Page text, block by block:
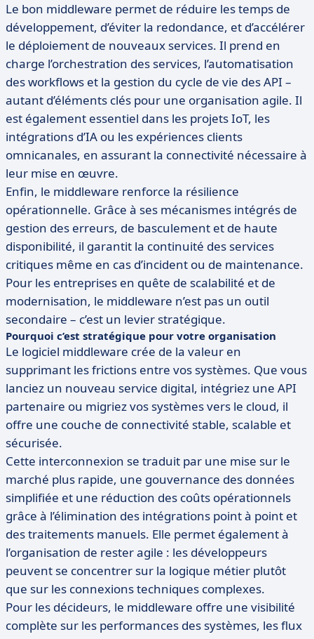
Le bon middleware permet de réduire les temps de
développement, d’éviter la redondance, et d’accélérer
le déploiement de nouveaux services. Il prend en
charge l’orchestration des services, l’automatisation
des workflows et la gestion du cycle de vie des API –
autant d’éléments clés pour une organisation agile. Il
est également essentiel dans les projets IoT, les
intégrations d’IA ou les expériences clients
omnicanales, en assurant la connectivité nécessaire à
leur mise en œuvre.
Enfin, le middleware renforce la résilience
opérationnelle. Grâce à ses mécanismes intégrés de
gestion des erreurs, de basculement et de haute
disponibilité, il garantit la continuité des services
critiques même en cas d’incident ou de maintenance.
Pour les entreprises en quête de scalabilité et de
modernisation, le middleware n’est pas un outil
secondaire – c’est un levier stratégique.
Pourquoi c’est stratégique pour votre organisation
Le logiciel middleware crée de la valeur en
supprimant les frictions entre vos systèmes. Que vous
lanciez un nouveau service digital, intégriez une API
partenaire ou migriez vos systèmes vers le cloud, il
offre une couche de connectivité stable, scalable et
sécurisée.
Cette interconnexion se traduit par une mise sur le
marché plus rapide, une gouvernance des données
simplifiée et une réduction des coûts opérationnels
grâce à l’élimination des intégrations point à point et
des traitements manuels. Elle permet également à
l’organisation de rester agile : les développeurs
peuvent se concentrer sur la logique métier plutôt
que sur les connexions techniques complexes.
Pour les décideurs, le middleware offre une visibilité
complète sur les performances des systèmes, les flux